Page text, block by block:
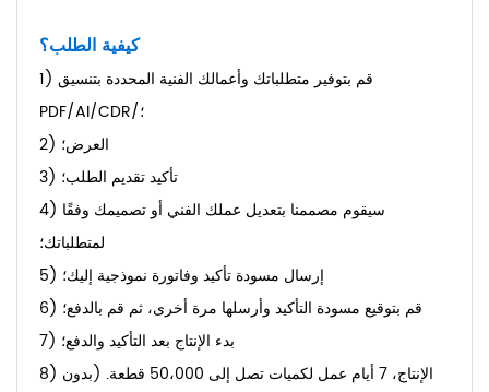
كيفية الطلب؟
1) قم بتوفير متطلباتك وأعمالك الفنية المحددة بتنسيق
PDF/AI/CDR/؛
2) العرض؛
3) تأكيد تقديم الطلب؛
4) سيقوم مصممنا بتعديل عملك الفني أو تصميمك وفقًا
لمتطلباتك؛
5) إرسال مسودة تأكيد وفاتورة نموذجية إليك؛
6) قم بتوقيع مسودة التأكيد وأرسلها مرة أخرى، ثم قم بالدفع؛
7) بدء الإنتاج بعد التأكيد والدفع؛
8) الإنتاج، 7 أيام عمل لكميات تصل إلى 50،000 قطعة. (بدون